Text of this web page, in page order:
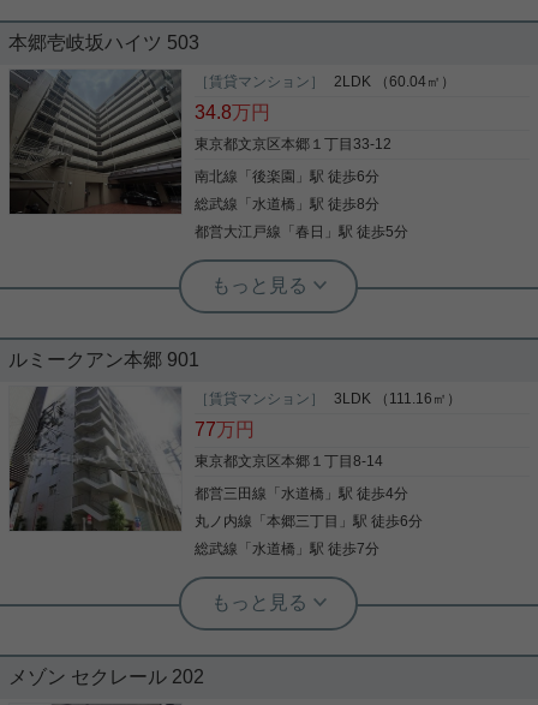
本郷壱岐坂ハイツ 503
［賃貸マンション］ 2LDK （60.04㎡）
34.8万円
東京都文京区本郷１丁目33-12
南北線 「後楽園 」駅 徒歩6分
総武線 「水道橋 」駅 徒歩8分
都営大江戸線 「春日 」駅 徒歩5分
実用春日ホーム 茗荷谷店 堀田枝里
室内リフォーム済み☆南向き、
です！ 1982年築ですが、室内リフォーム済み☆ 浄
水器、オートバスや全部屋エアコン設置済み等、 室
内設備が充実したお部屋でございます！ 夜間オート
ロックあり、防犯カメラあり☆ セキュリティ面も安
せくださいませ！ ★お電話でのご相談もお気軽にど
うぞ★ 実用春日ホーム株式会社 茗荷谷店 TEL：
03-6902-5021
写真(9)
詳細を見る
ルミークアン本郷 901
［賃貸マンション］ 3LDK （111.16㎡）
77万円
東京都文京区本郷１丁目8-14
都営三田線 「水道橋 」駅 徒歩4分
丸ノ内線 「本郷三丁目 」駅 徒歩6分
総武線 「水道橋 」駅 徒歩7分
実用春日ホーム 茗荷谷店 堀田枝里
最上階3LDK！L字ルーフバルコニーで
メゾン セクレール 202